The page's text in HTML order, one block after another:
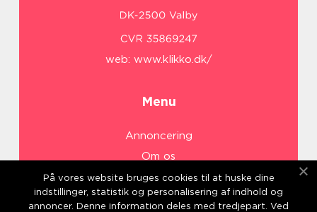
web: www.klikko.dk/
Menu
Annoncering
Om os
Cookies
Kontakt os
På vores website bruges cookies til at huske dine
indstillinger, statistik og personalisering af indhold og
annoncer. Denne information deles med tredjepart. Ved